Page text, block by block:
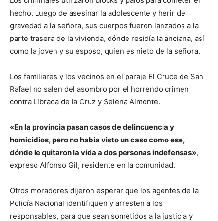
hecho. Luego de asesinar la adolescente y herir de
gravedad a la señora, sus cuerpos fueron lanzados a la
parte trasera de la vivienda, dónde residía la anciana, así
como la joven y su esposo, quien es nieto de la señora.
Los familiares y los vecinos en el paraje El Cruce de San
Rafael no salen del asombro por el horrendo crimen
contra Librada de la Cruz y Selena Almonte.
«En la provincia pasan casos de delincuencia y
homicidios, pero no había visto un caso como ese,
dónde le quitaron la vida a dos personas indefensas»,
expresó Alfonso Gil, residente en la comunidad.
Otros moradores dijeron esperar que los agentes de la
Policía Nacional identifiquen y arresten a los
responsables, para que sean sometidos a la justicia y